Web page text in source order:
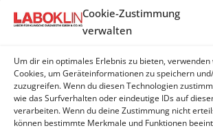
Cookie-Zustimmung
verwalten
Um dir ein optimales Erlebnis zu bieten,
Cookies, um Geräteinformationen zu speichern
zuzugreifen. Wenn du diesen Technologien
wie das Surfverhalten oder eindeutige IDs auf
verarbeiten. Wenn du deine Zustimmung nicht
können bestimmte Merkmale und Funktionen
– High prevalence of intestinal
captive population of Amazon milk frog
…
← 1 … 17 18 19